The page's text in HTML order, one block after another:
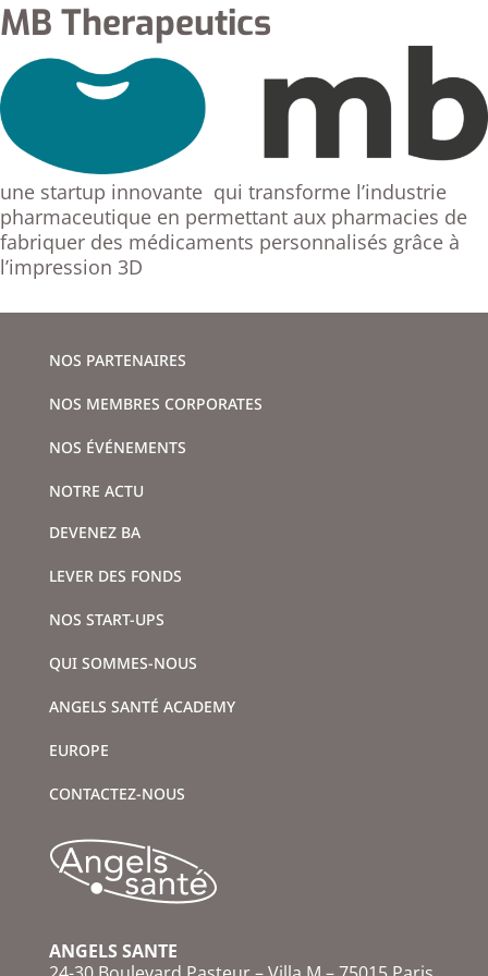
MB Therapeutics
une startup innovante qui transforme l’industrie
pharmaceutique en permettant aux pharmacies de
fabriquer des médicaments personnalisés grâce à
l’impression 3D
NOS PARTENAIRES
NOS MEMBRES CORPORATES
NOS ÉVÉNEMENTS
NOTRE ACTU
DEVENEZ BA
LEVER DES FONDS
NOS START-UPS
QUI SOMMES-NOUS
ANGELS SANTÉ ACADEMY
EUROPE
CONTACTEZ-NOUS
ANGELS SANTE